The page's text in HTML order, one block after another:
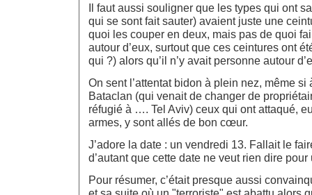
Il faut aussi souligner que les types qui ont
qui se sont fait sauter) avaient juste une
quoi les couper en deux, mais pas de quoi
autour d’eux, surtout que ces ceintures ont
qui ?) alors qu’il n’y avait personne autour
On sent l’attentat bidon à plein nez, même si
Bataclan (qui venait de changer de
réfugié à …. Tel Aviv) ceux qui ont attaqué,
armes, y sont allés de bon cœur.
J’adore la date : un vendredi 13. Fallait le
d’autant que cette date ne veut rien dire
Pour résumer, c’était presque aussi